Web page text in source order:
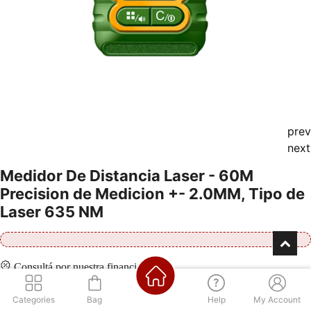
prev
next
Medidor De Distancia Laser - 60M
Precision de Medicion +- 2.0MM, Tipo de
Laser 635 NM
Consultá por nuestra financiación
Categories Bag Help My Account